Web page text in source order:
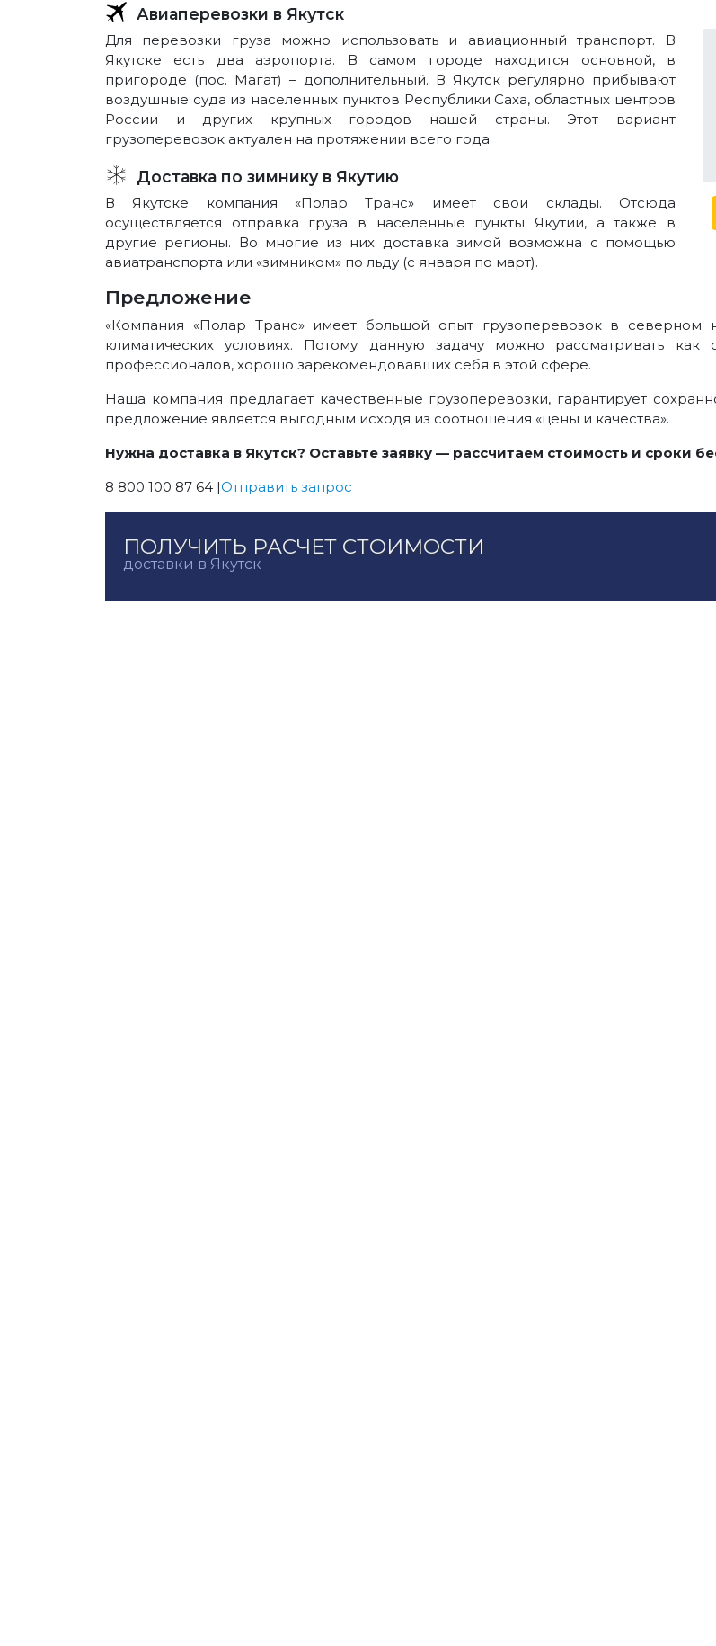
Авиаперевозки в Якутск
Для перевозки груза можно использовать и авиационный транспорт. В
Якутске есть два аэропорта. В самом городе находится основной, в
пригороде (пос. Магат) – дополнительный. В Якутск регулярно прибывают
воздушные суда из населенных пунктов Республики Саха, областных центров
России и других крупных городов нашей страны. Этот вариант
грузоперевозок актуален на протяжении всего года.
Доставка по зимнику в Якутию
В Якутске компания «Полар Транс» имеет свои склады. Отсюда
осуществляется отправка груза в населенные пункты Якутии, а также в
другие регионы. Во многие из них доставка зимой возможна с помощью
авиатранспорта или «зимником» по льду (с января по март).
Предложение
«Компания «Полар Транс» имеет большой опыт грузоперевозок в северном
климатических условиях. Потому данную задачу можно рассматривать
профессионалов, хорошо зарекомендовавших себя в этой сфере.
Наша компания предлагает качественные грузоперевозки, гарантирует
предложение является выгодным исходя из соотношения «цены и качества».
Нужна доставка в Якутск? Оставьте заявку — рассчитаем стоимость и сроки
8 800 100 87 64 |Отправить запрос
ПОЛУЧИТЬ РАСЧЕТ СТОИМОСТИ
доставки в Якутск